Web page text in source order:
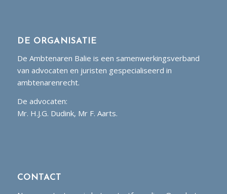
DE ORGANISATIE
De Ambtenaren Balie is een samenwerkingsverband
van advocaten en juristen gespecialiseerd in
ambtenarenrecht.
De advocaten:
Mr. H.J.G. Dudink, Mr F. Aarts.
CONTACT